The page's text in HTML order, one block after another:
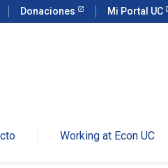
Donaciones Mi Portal UC
Working at Econ UC